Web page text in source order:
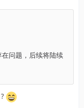
问题，后续将陆续